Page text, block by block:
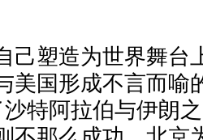
己塑造为世界舞台
国形成不言而喻
特阿拉伯与伊朗